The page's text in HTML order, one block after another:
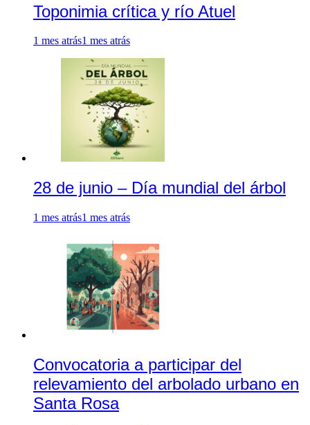
Toponimia crítica y río Atuel
1 mes atrás1 mes atrás
28 de junio – Día mundial del árbol
1 mes atrás1 mes atrás
Convocatoria a participar del
relevamiento del arbolado urbano en
Santa Rosa